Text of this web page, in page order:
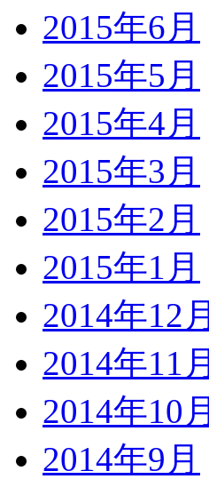
2015年6月
2015年5月
2015年4月
2015年3月
2015年2月
2015年1月
2014年12月
2014年11月
2014年10月
2014年9月